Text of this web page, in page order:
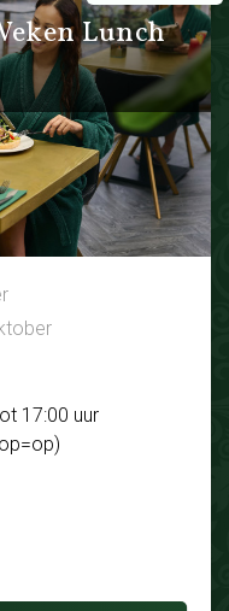
Lunch
17:00 uur